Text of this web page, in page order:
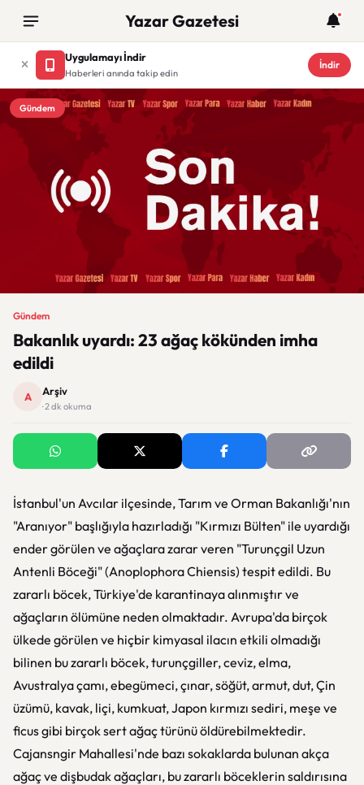
Yazar Gazetesi
Uygulamayı İndir
Haberleri anında takip edin
İndir
Gündem
Gündem
Bakanlık uyardı: 23 ağaç kökünden imha
edildi
A Arşiv
· 2 dk okuma
İstanbul'un Avcılar ilçesinde, Tarım ve Orman Bakanlığı'nın
"Aranıyor" başlığıyla hazırladığı "Kırmızı Bülten" ile uyardığı
ender görülen ve ağaçlara zarar veren "Turunçgil Uzun
Antenli Böceği" (Anoplophora Chiensis) tespit edildi. Bu
zararlı böcek, Türkiye'de karantinaya alınmıştır ve
ağaçların ölümüne neden olmaktadır. Avrupa'da birçok
ülkede görülen ve hiçbir kimyasal ilacın etkili olmadığı
bilinen bu zararlı böcek, turunçgiller, ceviz, elma,
Avustralya çamı, ebegümeci, çınar, söğüt, armut, dut, Çin
üzümü, kavak, liçi, kumkuat, Japon kırmızı sediri, meşe ve
ficus gibi birçok sert ağaç türünü öldürebilmektedir.
Cajansngir Mahallesi'nde bazı sokaklarda bulunan akça
ağaç ve dişbudak ağaçları, bu zararlı böceklerin saldırısına